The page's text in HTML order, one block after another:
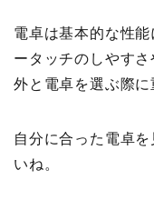
電卓は基本的な性
ータッチのしやす
外と電卓を選ぶ際に
自分に合った電卓
いね。